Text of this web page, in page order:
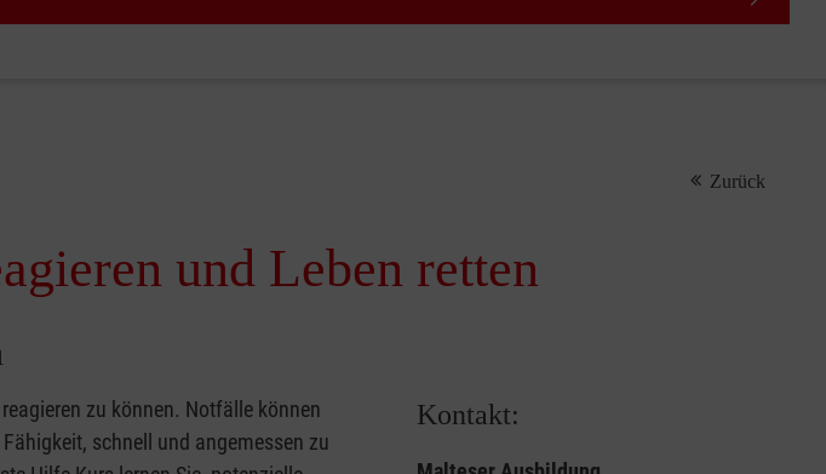
Zurück
und Leben retten
zu können. Notfälle können
schnell und angemessen zu
Kontakt: